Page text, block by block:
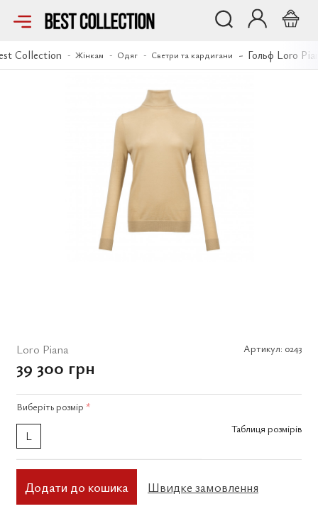
Collection Жінкам Одяг Светри та кардигани Гольф Loro
Гольф Loro Piana
Loro Piana Артикул: 0243
39 300 грн
Виберіть розмір *
L
Таблиця розмірів
Додати до кошика Швидке замовлення